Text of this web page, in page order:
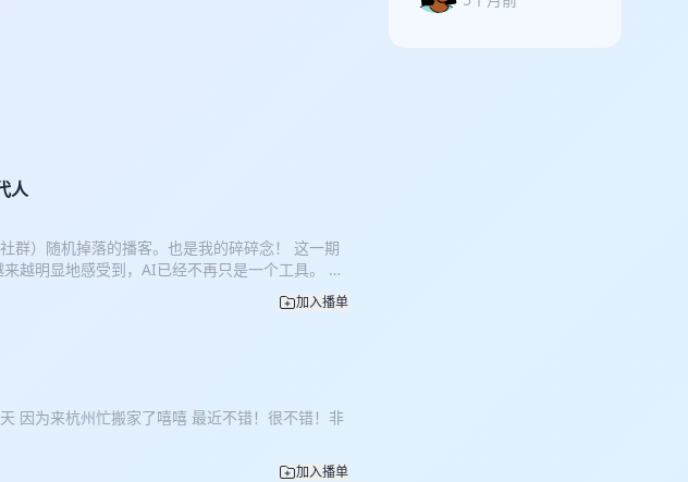
人
群）随机掉落的播客。也是我的碎碎念！ 这一期
越明显地感受到，AI已经不再只是一个工具。 它
至影响我看待人生目标和未来职业发展的方式。
创业者或者科技行业的人才需要关注。 但这段时
人应该如何开始使用AI • AI时代什么能力会越来
是判断力 • AI会不会让人变懒、变笨、失去思考
希望这一期内容，能给同样对AI感到好奇、焦
听完你前面跟我聊的所有内容后，我觉得这期真
以后，我开始重新认识自己。」 这也和我想做桐
一个人在时代变化里如何成长，这件事不会过时。
加入播单
因为来杭州忙搬家了嘻嘻 最近不错！很不错！非
加入播单